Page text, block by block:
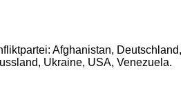
Afghanistan, Deutschland,
, Ukraine, USA, Venezuela.